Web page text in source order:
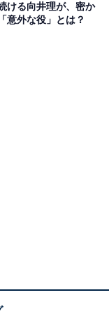
の力を借りて、
ーパースターに
ける向井理が、密か
意外な役」とは？